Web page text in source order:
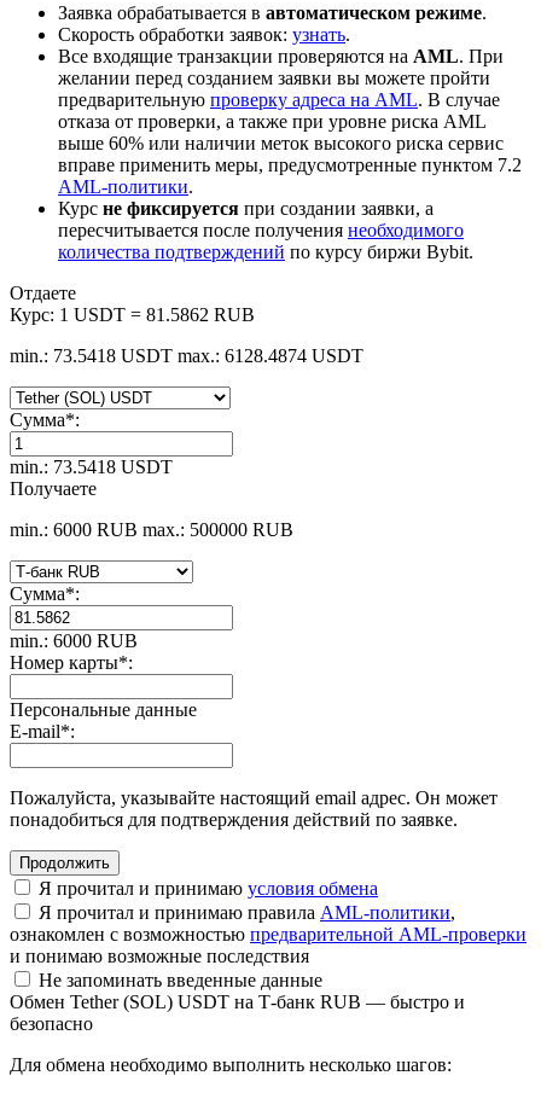
Заявка обрабатывается в автоматическом режиме.
Скорость обработки заявок: узнать.
Все входящие транзакции проверяются на AML. При
желании перед созданием заявки вы можете пройти
предварительную проверку адреса на AML. В случае
отказа от проверки, а также при уровне риска AML
выше 60% или наличии меток высокого риска сервис
вправе применить меры, предусмотренные пунктом 7.2
AML-политики.
Курс не фиксируется при создании заявки, а
пересчитывается после получения необходимого
количества подтверждений по курсу биржи Bybit.
Отдаете
Курс: 1 USDT = 81.5862 RUB
min.: 73.5418 USDT max.: 6128.4874 USDT
Сумма*:
min.: 73.5418 USDT
Получаете
min.: 6000 RUB max.: 500000 RUB
Сумма*:
min.: 6000 RUB
Номер карты*:
Персональные данные
E-mail*:
Пожалуйста, указывайте настоящий email адрес. Он может
понадобиться для подтверждения действий по заявке.
Я прочитал и принимаю условия обмена
Я прочитал и принимаю правила AML-политики,
ознакомлен с возможностью предварительной AML-проверки
и понимаю возможные последствия
Не запоминать введенные данные
Обмен Tether (SOL) USDT на Т-банк RUB — быстро и
безопасно
Для обмена необходимо выполнить несколько шагов: